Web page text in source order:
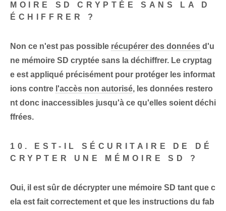
MOIRE SD CRYPTÉE SANS LA D
ÉCHIFFRER ?
Non ce n'est pas possible récupérer des données d'u
ne mémoire SD cryptée sans la déchiffrer. Le cryptag
e est appliqué précisément pour protéger les informat
ions contre l'accès non autorisé, les données restero
nt donc inaccessibles jusqu'à ce qu'elles soient déchi
ffrées.
10. EST-IL SÉCURITAIRE DE DÉ
CRYPTER UNE MÉMOIRE SD ?
Oui, il est sûr de décrypter une mémoire SD tant que c
ela est fait correctement et que les instructions du fab